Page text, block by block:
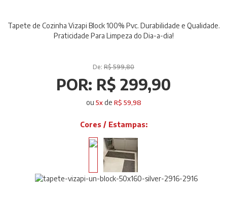
Tapete de Cozinha Vizapi Block 100% Pvc. Durabilidade e Qualidade.
Praticidade Para Limpeza do Dia-a-dia!
De: R$ 599,80
POR: R$ 299,90
ou 5xde R$ 59,98
Cores / Estampas: